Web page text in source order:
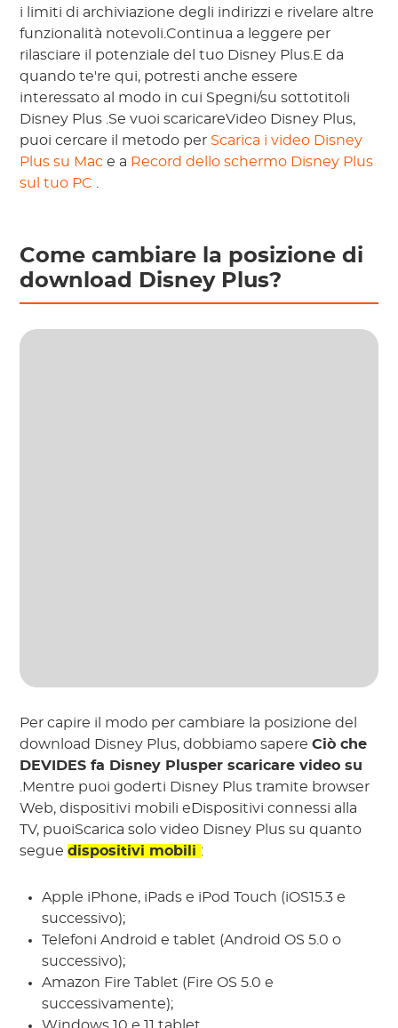
i limiti di archiviazione degli indirizzi e rivelare altre
funzionalità notevoli.Continua a leggere per
rilasciare il potenziale del tuo Disney Plus.E da
quando te're qui, potresti anche essere
interessato al modo in cui Spegni/su sottotitoli
Disney Plus .Se vuoi scaricareVideo Disney Plus,
puoi cercare il metodo per Scarica i video Disney
Plus su Mace a Record dello schermo Disney Plus
sul tuo PC .
Come cambiare la posizione di
download Disney Plus?
Per capire il modo per cambiare la posizione del
download Disney Plus, dobbiamo sapereCiò che
DEVIDES fa Disney Plusper scaricare video su
.Mentre puoi goderti Disney Plus tramite browser
Web, dispositivi mobili eDispositivi connessi alla
TV, puoiScarica solo video Disney Plus su quanto
seguedispositivi mobili :
Apple iPhone, iPads e iPod Touch (iOS15.3 e
successivo);
Telefoni Android e tablet (Android OS 5.0 o
successivo);
Amazon Fire Tablet (Fire OS 5.0 e
successivamente);